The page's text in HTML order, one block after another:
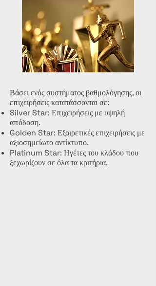
Βάσει ενός συστήματος βαθμολόγησης, οι
επιχειρήσεις κατατάσσονται σε:
Silver Star: Επιχειρήσεις με υψηλή
απόδοση.
Golden Star: Εξαιρετικές επιχειρήσεις με
αξιοσημείωτο αντίκτυπο.
Platinum Star: Ηγέτες του κλάδου που
ξεχωρίζουν σε όλα τα κριτήρια.